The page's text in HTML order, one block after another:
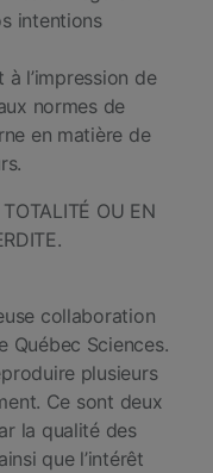
intentions
l’impression de
normes de
en matière de
OU EN
collaboration
Québec Sciences.
plusieurs
Ce sont deux
la qualité des
que l’intérêt